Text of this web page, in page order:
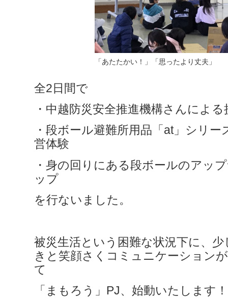
「あたたかい！」「思ったより丈夫」
全2日間で
・中越防災安全推進機構さんによる
・段ボール避難所用品「at」シリ
営体験
・身の回りにある段ボールのアッ
ップ
を行ないました。
被災生活という困難な状況下に、
きと笑顔さくコミュニケーション
て
「まもろう」PJ、始動いたします！